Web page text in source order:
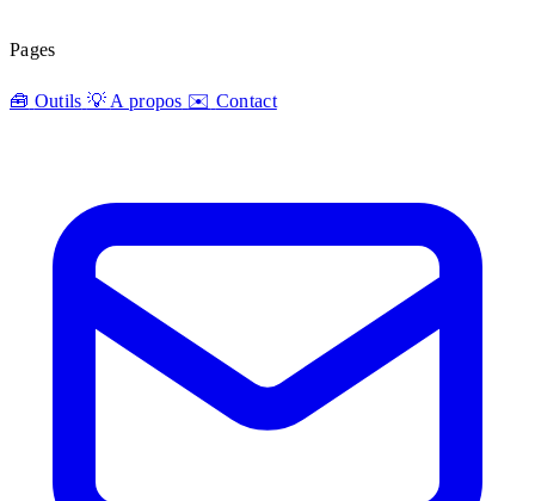
Pages
🧰 Outils 💡 A propos ✉️ Contact